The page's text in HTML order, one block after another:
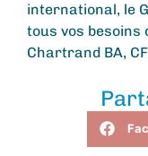
international, le
tous vos besoins
Chartrand BA,